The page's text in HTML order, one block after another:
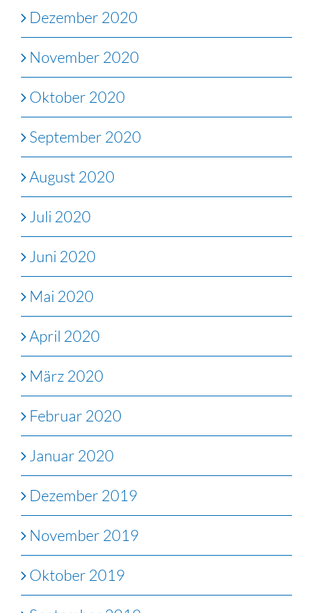
Dezember 2020
November 2020
Oktober 2020
September 2020
August 2020
Juli 2020
Juni 2020
Mai 2020
April 2020
März 2020
Februar 2020
Januar 2020
Dezember 2019
November 2019
Oktober 2019